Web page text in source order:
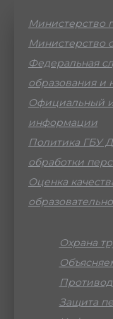
Министерство
Министерство
Федеральная
образования и
Официальный
информации
Политика ГБУ
обработки
Оценка
Охрана
Защита